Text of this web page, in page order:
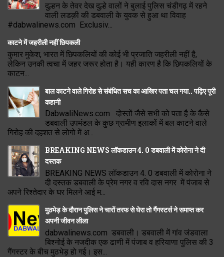
दुल्हन के तेवर देख दुल्हे वालों ने बुलाई पुलिस चंडीगढ़ में रहने
वाली लडक़ी की डबवाली के युवक से हुआ था विवाह
#dabwalinews.com Exclusiv...
काटने में जहरीली नहीं छिपकली
कुमार मुकेश, भारत में छिपकलियों की कोई भी प्रजाति जहरीली नहीं है,
लेकिन उनकी त्वचा में जहर जरूर होता है। यही कारण है कि छिपकलियों के
काटन...
बाल काटने वाले गिरोह से संबंधित सच का आखिर पता चल गया.. पढ़िए पूरी
कहानी
DabwaliNews.com दोस्तों जैसे सभी को पता है के कैसे
डबवाली उपमंडल के कुछ ग्रामीण इलाकों में बल काटने वाले
गिरोह की दहशत से लोगो में अ...
BREAKING NEWS लॉकडाउन 4. 0 डबवाली में कोरोना ने दी
दस्तक
BREAKING NEWS लॉकडाउन 4. 0 डबवाली में कोरोना ने
दी दस्तक डबवाली के प्रेम नगर व रवि दास नगर में पंजाब से
अपने रिश्तेदार के घर मिलने आई म...
मुठभेड़ के दौरान पुलिस ने चारों तरफ से घेरा तो गैंगस्टर्स ने समाप्त कर
अपनी जीवन लीला
dabwalinews.com डबवाली। डबवाली में गांव जंडवाला
बिश्नोई के नजदीक एक ढाणी में पंजाब व हरियाणा पुलिस की 3
गैंगस्टर के बीच मुठभेड़ हो गई। इस...